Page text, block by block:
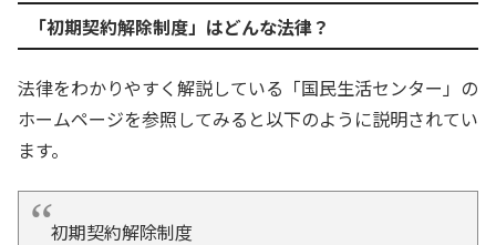
「初期契約解除制度」はどんな法律？
法律をわかりやすく解説している「国民生活センター」の
ホームページを参照してみると以下のように説明されてい
ます。
初期契約解除制度